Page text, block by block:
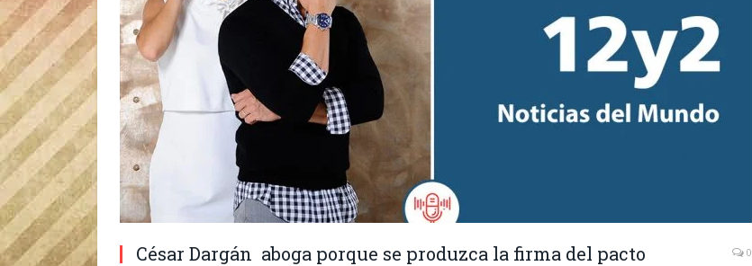
César Dargán aboga porque se produzca la firma del pacto
0